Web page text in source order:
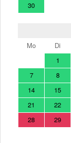
30
Mo
Di
1
7
8
14
15
21
22
28
29